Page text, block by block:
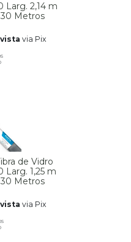
Larg. 2,14 m
Metros
via Pix
de Vidro
Larg. 1,25 m
Metros
via Pix